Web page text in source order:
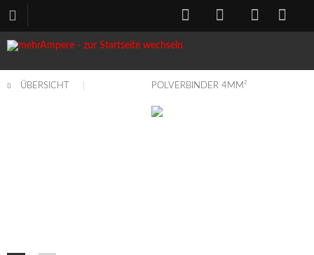
ÜBERSICHT POLVERBINDER 4MM²